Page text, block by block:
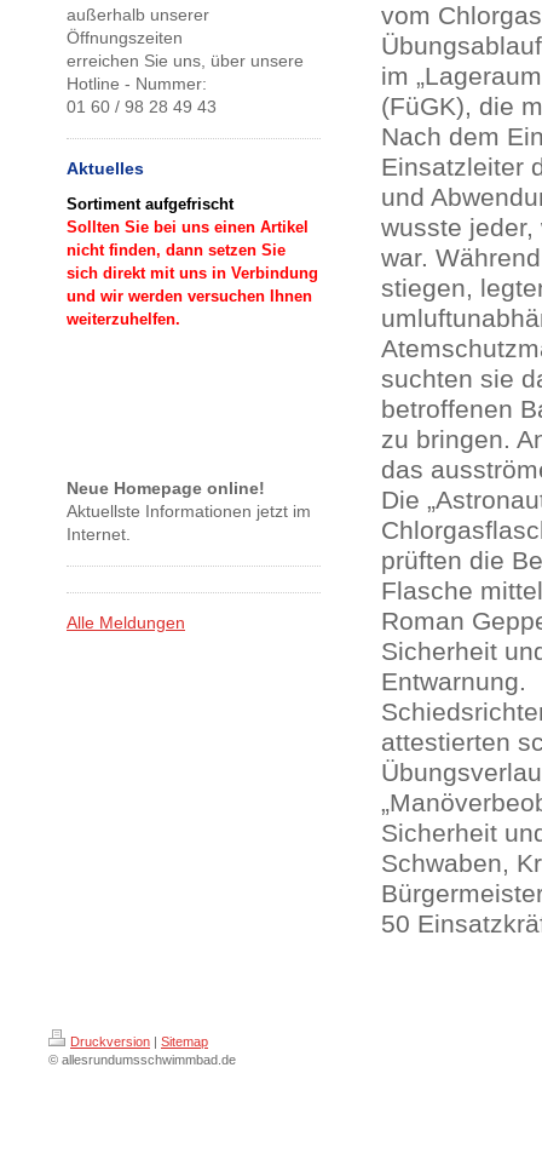
außerhalb unserer
Öffnungszeiten
erreichen Sie uns, über unsere
Hotline - Nummer:
01 60 / 98 28 49 43
Aktuelles
Sortiment aufgefrischt
Sollten Sie bei uns einen Artikel
nicht finden, dann setzen Sie
sich direkt mit uns in Verbindung
und wir werden versuchen Ihnen
weiterzuhelfen.
Neue Homepage online!
Aktuellste Informationen jetzt im
Internet.
Alle Meldungen
vom
im
(FüGK), die
Nach dem
Einsatzleiter
und
wusste
war.
stiegen,
suchten sie
betroffenen
zu bringen.
das
Die
prüften die
Flasche
Roman
Sicherheit
Entwarnung.
attestierten
Sicherheit
Schwaben,
50
Druckversion | Sitemap
© allesrundumsschwimmbad.de